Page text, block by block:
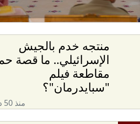
منتجه خدم بالجيش
الإسرائيلي.. ما قصة
مقاطعة فيلم
"سبايدرمان"؟
منذ 50 دقيقة